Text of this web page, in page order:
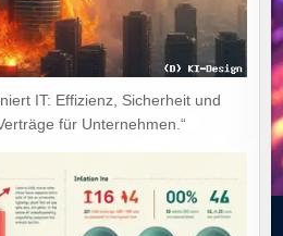
IT: Effizienz, Sicherheit und
für Unternehmen.“